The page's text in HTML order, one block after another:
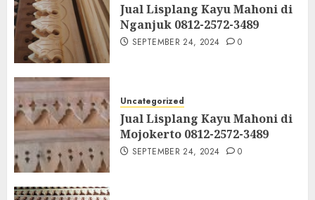
Jual Lisplang Kayu Mahoni di
Nganjuk 0812-2572-3489
SEPTEMBER 24, 2024 0
Uncategorized
Jual Lisplang Kayu Mahoni di
Mojokerto 0812-2572-3489
SEPTEMBER 24, 2024 0